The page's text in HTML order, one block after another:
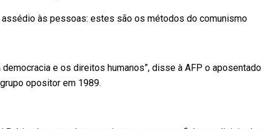
assédio às pessoas: estes são os métodos do comunismo
democracia e os direitos humanos”, disse à AFP o aposentado
opositor em 1989.